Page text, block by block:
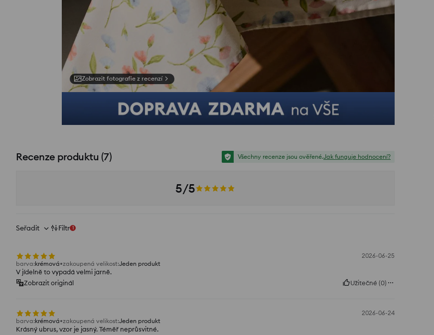
Zobrazit fotografie z recenzí
Recenze produktu (7) Všechny recenze jsou ověřené.Jak funguje hodnocení?
5/5
Seřadit Filtr 1
2026-06-25
barva:krémová zakoupená velikost:Jeden produkt
V jídelně to vypadá velmi jarně.
Zobrazit originál
Užitečné (0)
2026-06-24
barva:krémová zakoupená velikost:Jeden produkt
Krásný ubrus, vzor je jasný. Téměř neprůsvitné.